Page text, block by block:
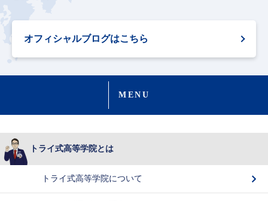
オフィシャルブログはこちら
MENU
トライ式高等学院とは
トライ式高等学院について